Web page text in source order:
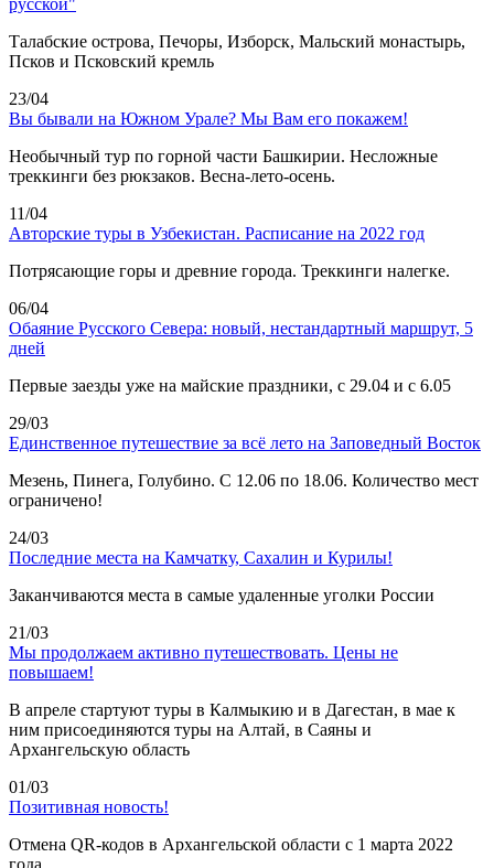
Талабские острова, Печоры, Изборск, Мальский монастырь,
Псков и Псковский кремль
23/04
Вы бывали на Южном Урале? Мы Вам его покажем!
Необычный тур по горной части Башкирии. Несложные
треккинги без рюкзаков. Весна-лето-осень.
11/04
Авторские туры в Узбекистан. Расписание на 2022 год
Потрясающие горы и древние города. Треккинги налегке.
06/04
Обаяние Русского Севера: новый, нестандартный маршрут, 5
дней
Первые заезды уже на майские праздники, с 29.04 и с 6.05
29/03
Единственное путешествие за всё лето на Заповедный Восток
Мезень, Пинега, Голубино. С 12.06 по 18.06. Количество мест
ограничено!
24/03
Последние места на Камчатку, Сахалин и Курилы!
Заканчиваются места в самые удаленные уголки России
21/03
Мы продолжаем активно путешествовать. Цены не
повышаем!
В апреле стартуют туры в Калмыкию и в Дагестан, в мае к
ним присоединяются туры на Алтай, в Саяны и
Архангельскую область
01/03
Позитивная новость!
Отмена QR-кодов в Архангельской области с 1 марта 2022
года